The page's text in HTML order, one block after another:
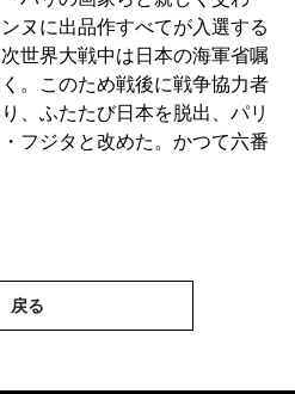
ヌに出品作すべてが入選する
世界大戦中は日本の海軍省嘱
。このため戦後に戦争協力者
、ふたたび日本を脱出、パリ
フジタと改めた。かつて六番
戻る